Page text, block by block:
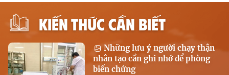
KIẾN THỨC CẦN BIẾT
Những lưu ý người chạy thận
nhân tạo cần ghi nhớ để phòng
biến chứng